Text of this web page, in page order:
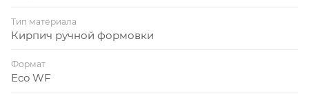
Тип материала
Кирпич ручной формовки
Формат
Eco WF